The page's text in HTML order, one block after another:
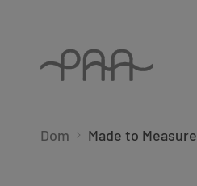
Dom Made to Measure